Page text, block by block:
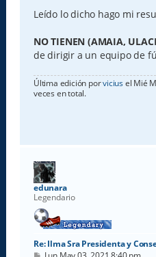
s
a
e
Leído lo dicho hago mi
NO TIENEN (AMAIA,
de dirigir a un equipo de
Última edición porviciusel Mié
veces en total.
edunara
Legendario
Re: Ilma Sra Presidenta y